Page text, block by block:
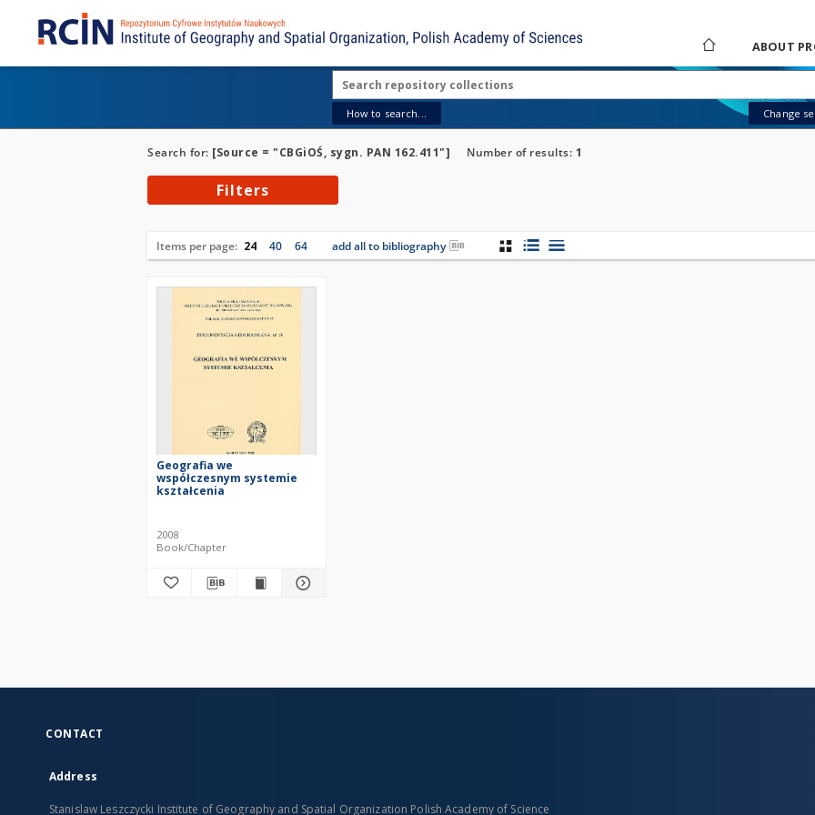
ABOUT
How to search... Change
Search for: [Source = "CBGiOŚ, sygn. PAN 162.411"] Number of results: 1
Filters
Items per page: 24 40 64 add all to bibliography
Geografia we
współczesnym systemie
kształcenia
2008
Book/Chapter
CONTACT
Address
Stanislaw Leszczycki Institute of Geography and Spatial Organization Polish Academy of Science